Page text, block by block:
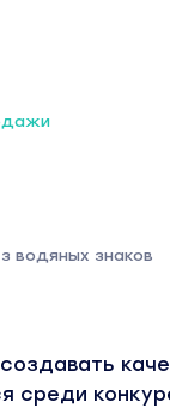
водяных знаков
среди